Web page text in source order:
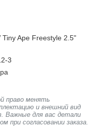
Tiny Ape Freestyle 2.5"
3
право менять
и внешний вид
Важные для вас детали
при согласовании заказа.